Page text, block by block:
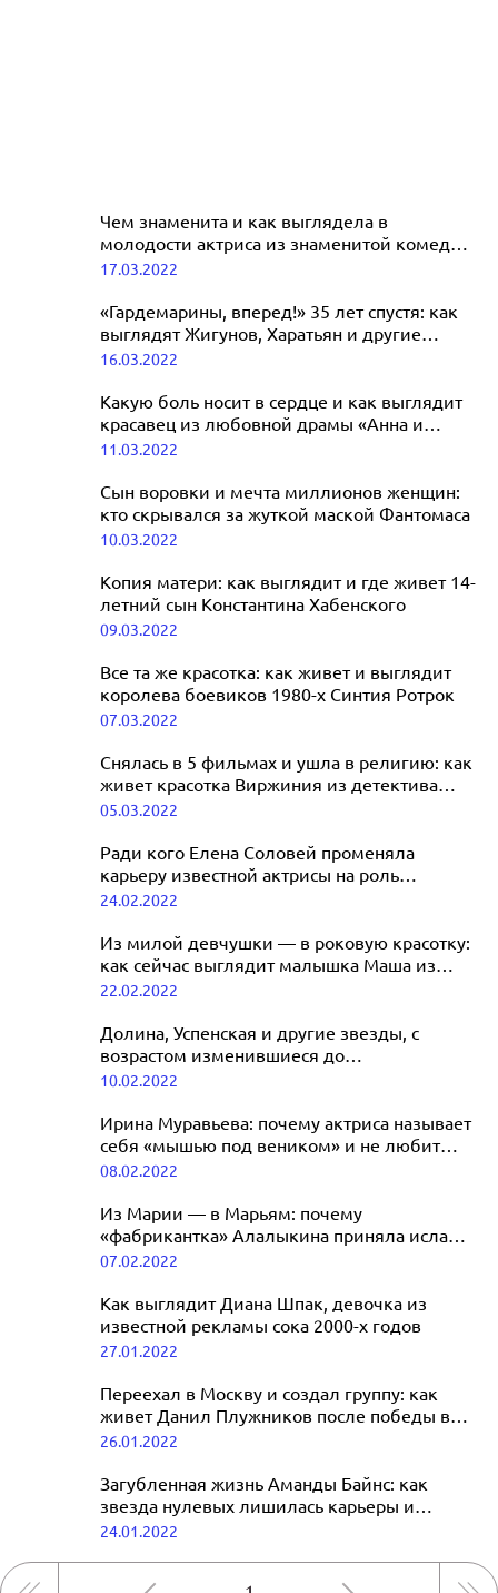
Чем знаменита и как выглядела в
молодости актриса из знаменитой комедии
с Сильвестром Сталлоне
17.03.2022
«Гардемарины, вперед!» 35 лет спустя: как
выглядят Жигунов, Харатьян и другие
актеры
16.03.2022
Какую боль носит в сердце и как выглядит
красавец из любовной драмы «Анна и
король»
11.03.2022
Сын воровки и мечта миллионов женщин:
кто скрывался за жуткой маской Фантомаса
10.03.2022
Копия матери: как выглядит и где живет 14-
летний сын Константина Хабенского
09.03.2022
Все та же красотка: как живет и выглядит
королева боевиков 1980-х Синтия Ротрок
07.03.2022
Снялась в 5 фильмах и ушла в религию: как
живет красотка Виржиния из детектива
«Ищите женщину»
05.03.2022
Ради кого Елена Соловей променяла
карьеру известной актрисы на роль
американской домохозяйки
24.02.2022
Из милой девчушки — в роковую красотку:
как сейчас выглядит малышка Маша из
«Ворониных»
22.02.2022
Долина, Успенская и другие звезды, с
возрастом изменившиеся до
неузнаваемости
10.02.2022
Ирина Муравьева: почему актриса называет
себя «мышью под веником» и не любит
публичность
08.02.2022
Из Марии — в Марьям: почему
«фабрикантка» Алалыкина приняла ислам
и бросила сцену
07.02.2022
Как выглядит Диана Шпак, девочка из
известной рекламы сока 2000-х годов
27.01.2022
Переехал в Москву и создал группу: как
живет Данил Плужников после победы в
шоу «Голос. Дети»
26.01.2022
Загубленная жизнь Аманды Байнс: как
звезда нулевых лишилась карьеры и
угодила в психушку
24.01.2022